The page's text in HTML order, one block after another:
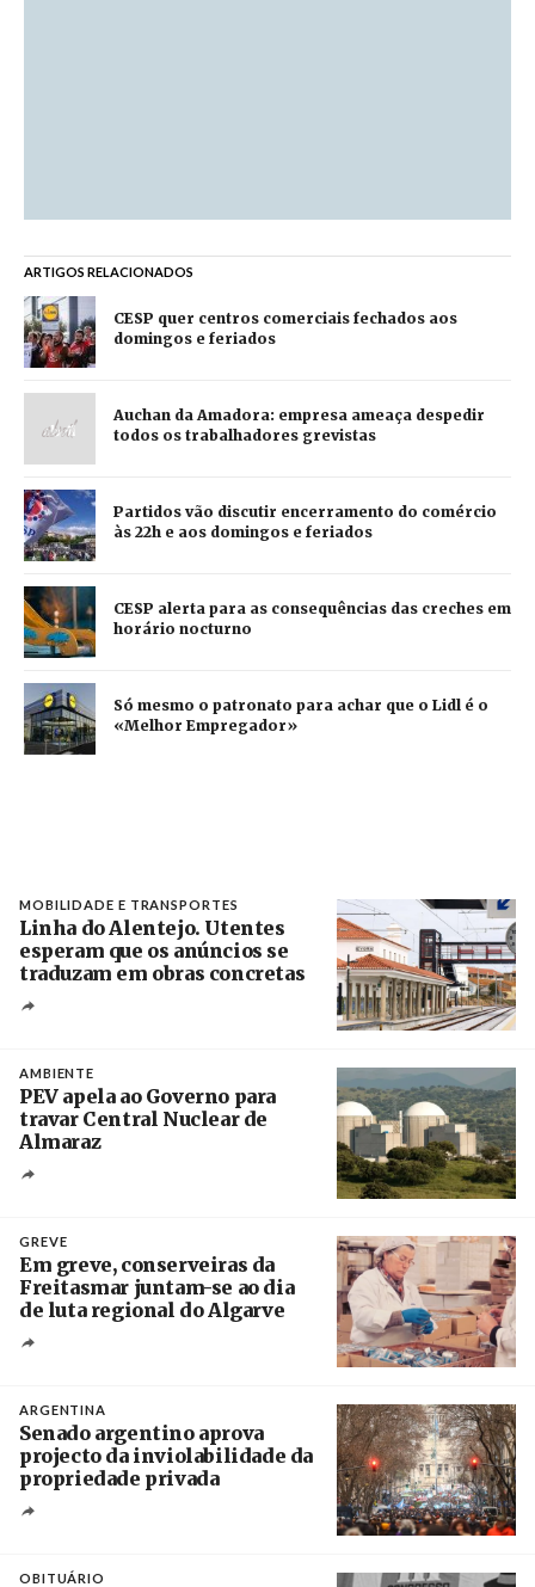
ARTIGOS RELACIONADOS
CESP quer centros comerciais fechados aos
domingos e feriados
Auchan da Amadora: empresa ameaça despedir
todos os trabalhadores grevistas
Partidos vão discutir encerramento do comércio
às 22h e aos domingos e feriados
CESP alerta para as consequências das creches em
horário nocturno
Só mesmo o patronato para achar que o Lidl é o
«Melhor Empregador»
MOBILIDADE E TRANSPORTES
Linha do Alentejo. Utentes
esperam que os anúncios se
traduzam em obras concretas
AMBIENTE
PEV apela ao Governo para
travar Central Nuclear de
Almaraz
GREVE
Em greve, conserveiras da
Freitasmar juntam-se ao dia
de luta regional do Algarve
ARGENTINA
Senado argentino aprova
projecto da inviolabilidade da
propriedade privada
OBITUÁRIO